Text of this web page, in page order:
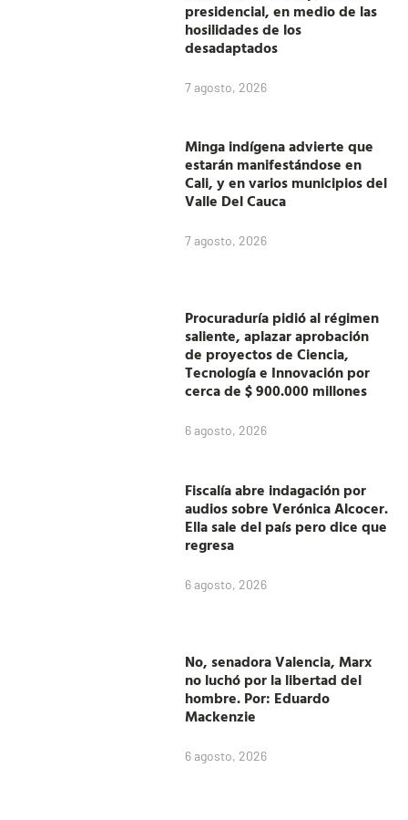
presidencial, en medio de las
hosilidades de los
desadaptados
7 agosto, 2026
Minga indígena advierte que
estarán manifestándose en
Cali, y en varios municipios del
Valle Del Cauca
7 agosto, 2026
Procuraduría pidió al régimen
saliente, aplazar aprobación
de proyectos de Ciencia,
Tecnología e Innovación por
cerca de $ 900.000 millones
6 agosto, 2026
Fiscalía abre indagación por
audios sobre Verónica Alcocer.
Ella sale del país pero dice que
regresa
6 agosto, 2026
No, senadora Valencia, Marx
no luchó por la libertad del
hombre. Por: Eduardo
Mackenzie
6 agosto, 2026